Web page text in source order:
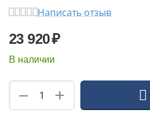
Написать отзыв
23 920₽
В наличии
+
−